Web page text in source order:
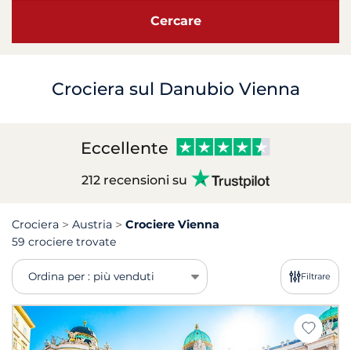
Cercare
Crociera sul Danubio Vienna
Eccellente
212 recensioni su
Crociera Austria
Crociere Vienna
59 crociere trovate
Ordina per : più venduti Filtrare